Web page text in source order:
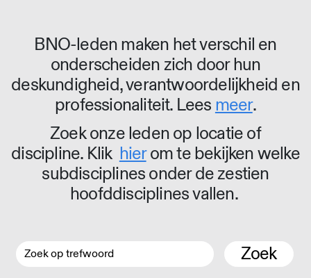
BNO-leden maken het verschil en
onderscheiden zich door hun
deskundigheid, verantwoordelijkheid en
professionaliteit. Lees meer.
Zoek onze leden op locatie of
discipline. Klik hierom te bekijken welke
subdisciplines onder de zestien
hoofddisciplines vallen.
Zoek